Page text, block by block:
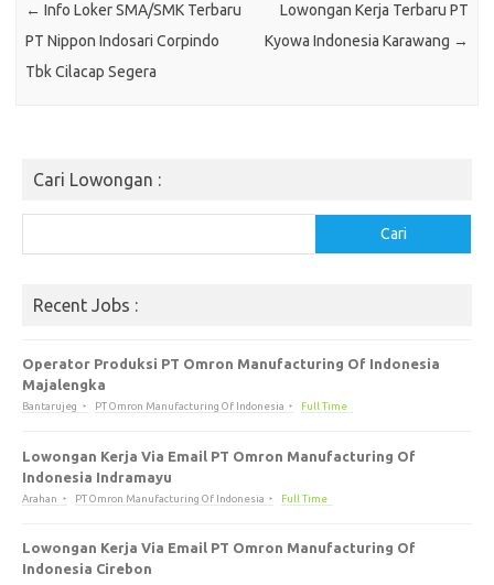
← Info Loker SMA/SMK Terbaru
PT Nippon Indosari Corpindo
Tbk Cilacap Segera
Lowongan Kerja Terbaru PT
Kyowa Indоnеѕіа Karawang →
Cari Lowongan :
Cari
Recent Jobs :
Operator Produksi PT Omron Manufacturing Of Indonesia
Majalengka
Bantarujeg PT Omron Manufacturing Of Indonesia Full Time
Lowongan Kerja Via Email PT Omron Manufacturing Of
Indonesia Indramayu
Arahan PT Omron Manufacturing Of Indonesia Full Time
Lowongan Kerja Via Email PT Omron Manufacturing Of
Indonesia Cirebon